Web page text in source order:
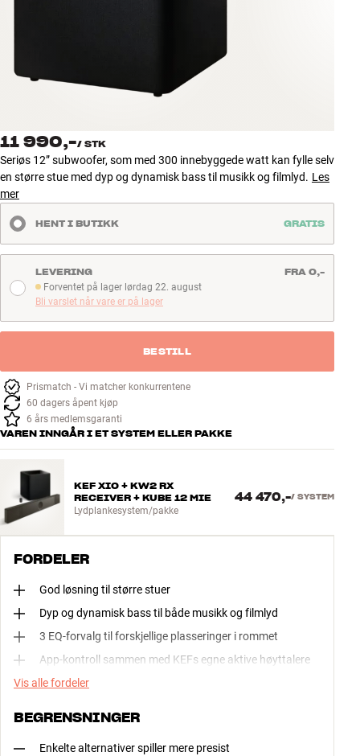
NYHETER
TILBUD
Finn Butikk
Kundeservice
Logg inn
Kundeservice
Bygg med lyd
11 990,-/ STK
Seriøs 12” subwoofer, som med 300 innebyggede watt kan fylle selv
en større stue med dyp og dynamisk bass til musikk og filmlyd. Les
mer
HENT I BUTIKK GRATIS
Forventet på lager lørdag 22. august
Forventet på lager lørdag 22. august
Bli varslet når vare er på lager
LEVERING FRA 0,-
BESTILL
Prismatch - Vi matcher konkurrentene
60 dagers åpent kjøp
6 års medlemsgaranti
VAREN INNGÅR I ET SYSTEM ELLER PAKKE
KEF XIO + KW2 RX
RECEIVER + KUBE 12 MIE
Lydplankesystem/pakke
44 470,-/ SYSTEM
FORDELER
God løsning til større stuer
Dyp og dynamisk bass til både musikk og filmlyd
3 EQ-forvalg til forskjellige plasseringer i rommet
App-kontroll sammen med KEFs egne aktive høyttalere
Vis alle fordeler
BEGRENSNINGER
Enkelte alternativer spiller mere presist